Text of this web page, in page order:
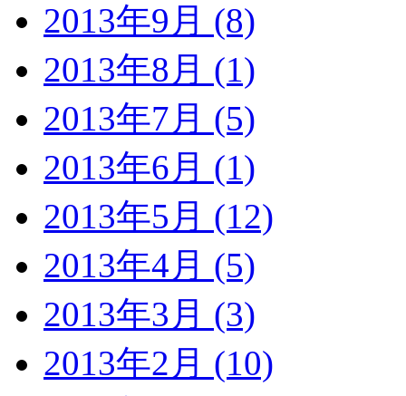
2013年9月 (8)
2013年8月 (1)
2013年7月 (5)
2013年6月 (1)
2013年5月 (12)
2013年4月 (5)
2013年3月 (3)
2013年2月 (10)